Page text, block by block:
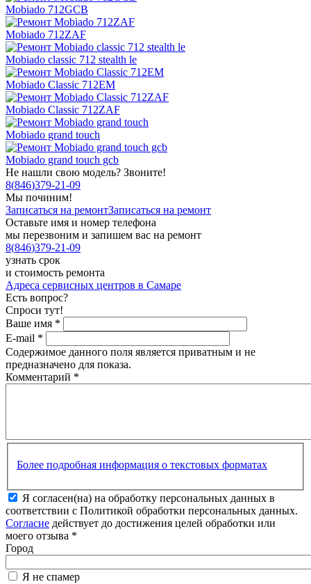
Mobiado 712GCB
Mobiado 712ZAF
Mobiado classic 712 stealth le
Mobiado Classic 712EM
Mobiado Classic 712ZAF
Mobiado grand touch
Mobiado grand touch gcb
Не нашли свою модель? Звоните!
8(846)379-21-09
Мы починим!
Записаться на ремонтЗаписаться на ремонт
Оставьте имя и номер телефона
мы перезвоним и запишем вас на ремонт
8(846)379-21-09
узнать срок
и стоимость ремонта
Адреса сервисных центров в Самаре
Есть вопрос?
Спроси тут!
Ваше имя *
E-mail *
Содержимое данного поля является приватным и не
предназначено для показа.
Комментарий *
Более подробная информация о текстовых форматах
Я согласен(на) на обработку персональных данных в
соответствии с Политикой обработки персональных данных.
Согласие действует до достижения целей обработки или
моего отзыва *
Город
Я не спамер